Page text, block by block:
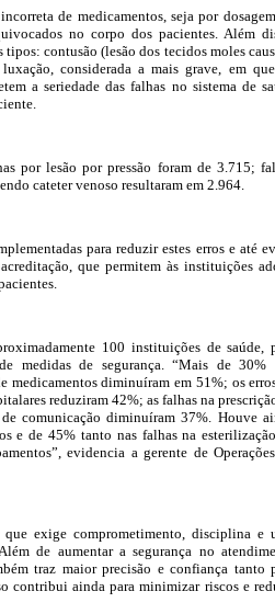
de medicamentos, seja por
no corpo dos pacientes. Além
tipos: contusão (lesão dos tecidos moles
considerada a mais grave, em
a seriedade das falhas no sistema de
por lesão por pressão foram de 3.715;
cateter venoso resultaram em 2.964.
para reduzir estes erros e até
que permitem às instituições
100 instituições de saúde,
medidas de segurança. “Mais de 30%
medicamentos diminuíram em 51%; os
reduziram 42%; as falhas na
comunicação diminuíram 37%. Houve
e de 45% tanto nas falhas na
evidencia a gerente de
exige comprometimento, disciplina e
de aumentar a segurança no
traz maior precisão e confiança tanto
contribui ainda para minimizar riscos e